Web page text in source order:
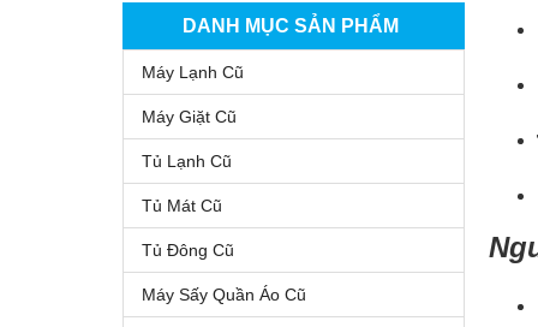
DANH MỤC SẢN PHẨM
Máy Lạnh Cũ
Máy Giặt Cũ
Tủ Lạnh Cũ
Tủ Mát Cũ
Tủ Đông Cũ
Máy Sấy Quần Áo Cũ